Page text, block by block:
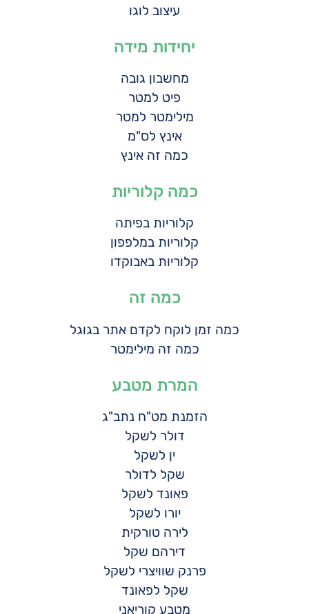
עיצוב לוגו
יחידות מידה
מחשבון גובה
פיט למטר
מילימטר למטר
אינץ לס"מ
כמה זה אינץ
כמה קלוריות
קלוריות בפיתה
קלוריות במלפפון
קלוריות באבוקדו
כמה זה
כמה זמן לוקח לקדם אתר בגוגל
כמה זה מילימטר
המרת מטבע
הזמנת מט"ח נתב"ג
דולר לשקל
ין לשקל
שקל לדולר
פאונד לשקל
יורו לשקל
לירה טורקית
דירהם שקל
פרנק שוויצרי לשקל
שקל לפאונד
מטבע קוריאני